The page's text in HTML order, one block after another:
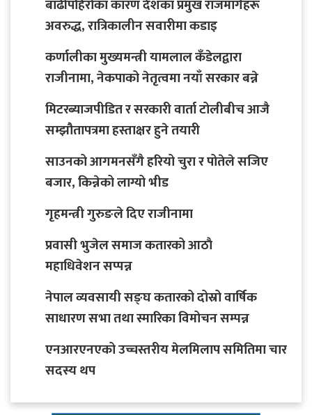
बाढीपहिरोका कारण देशका प्रमुख राजमार्गहरू
अवरुद्ध, रात्रिकालीन सवारीमा कडाइ
कर्णालीका मुख्यमन्त्री यामलाल कँडेलद्वारा
राजीनामा, नेकपाको नेतृत्वमा नयाँ सरकार बन्ने
मिटरब्याजपीडित र सरकारी वार्ता टोलीबीच आजै
सम्झौतापत्रमा हस्ताक्षर हुने तयारी
साउनको आगमनसँगै हरियो चुरा र पोतेले सजिए
बजार, किन्नेको लाग्यो भीड
गृहमन्त्री गुरुङले दिए राजीनामा
प्रवासी भुजेल समाज कतारको आठाै
महाधिवेशन सप्पन्न
नेपाल व्यवसायी सङ्घ कतारको दोस्रो वार्षिक
साधारण सभा तथा स्मारिका विमोचन सम्पन्न
एनआरएनएको उच्चस्तरीय मेलमिलाप समितिमा चार
सदस्य थप